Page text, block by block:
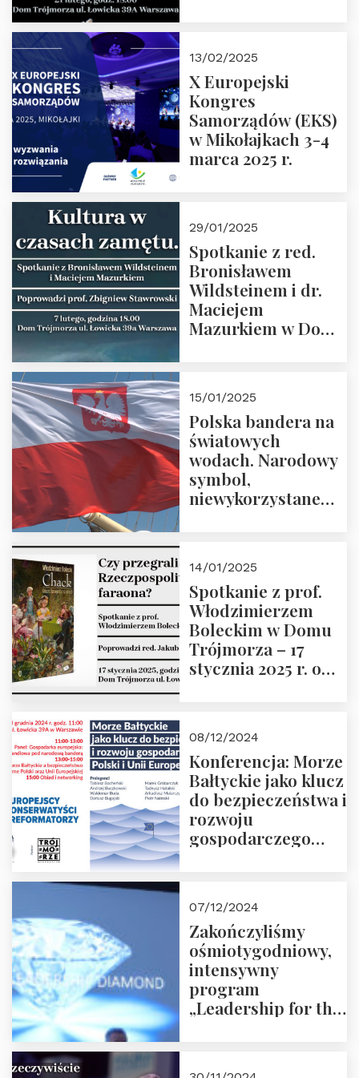
Zapraszamy
13/02/2025
X Europejski
Kongres
Samorządów (EKS)
w Mikołajkach 3-4
marca 2025 r.
29/01/2025
Spotkanie z red.
Bronisławem
Wildsteinem i dr.
Maciejem
Mazurkiem w Domu
Prowadzi prof.
Zbigniew
Stawrowski
15/01/2025
Polska bandera na
światowych
wodach. Narodowy
symbol,
niewykorzystane
14/01/2025
Spotkanie z prof.
Włodzimierzem
Boleckim w Domu
Trójmorza – 17
stycznia 2025 r. o
08/12/2024
Konferencja: Morze
Bałtyckie jako klucz
do bezpieczeństwa i
rozwoju
gospodarczego
ZAPRASZAMY
07/12/2024
Zakończyliśmy
ośmiotygodniowy,
intensywny
program
„Leadership for the